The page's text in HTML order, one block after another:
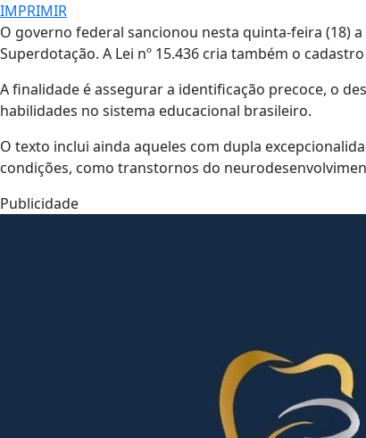
IMPRIMIR
O governo federal sancionou nesta quinta-feira (18)
Superdotação. A Lei nº 15.436 cria também o
A finalidade é assegurar a identificação precoce, o
habilidades no sistema educacional brasileiro.
O texto inclui ainda aqueles com dupla
condições, como transtornos do
Publicidade